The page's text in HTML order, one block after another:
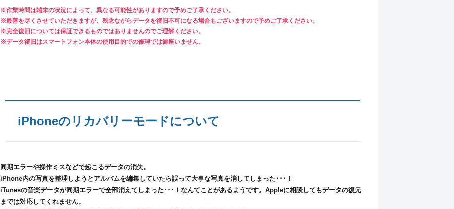
※作業時間は端末の状況によって、異なる可能性がありますので予めご了承ください。
※最善を尽くさせていただきますが、残念ながらデータを復旧不可になる場合もございますので予めご了承ください。
※完全復旧については保証できるものではありませんのでご理解ください。
※データ復旧はスマートフォン本体の使用目的での修理では御座いません。
iPhoneのリカバリーモードについて
同期エラーや操作ミスなどで起こるデータの消失。
iPhone内の写真を整理しようとアルバムを編集していたら誤って大事な写真を消してしまった･･･！
iTunesの音楽データが同期エラーで全部消えてしまった･･･！なんてことがあるようです。Appleに相談してもデータの復元
までは対応してくれません。